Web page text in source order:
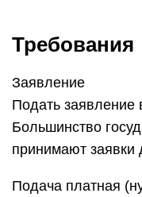
Требования
Заявление
Подать заявление
Большинство
принимают
Подача платная